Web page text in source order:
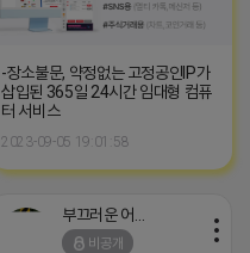
-장소불문, 약정없는 고정공인IP가
삽입된 365일 24시간 임대형 컴퓨
터 서비스
2023-09-05 19:01:58
비공개